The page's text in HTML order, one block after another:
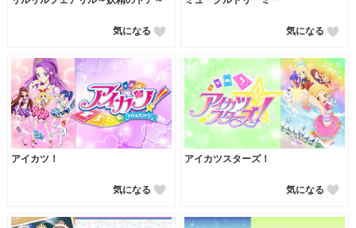
気になる 気になる
アイカツ！
気になる
アイカツスターズ！
気になる